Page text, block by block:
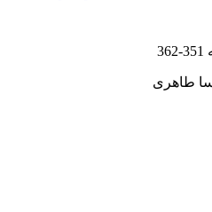
351-362
طاهری